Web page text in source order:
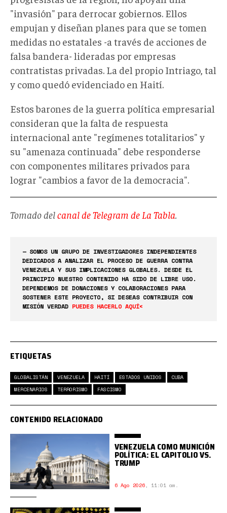
"invasión" para derrocar gobiernos. Ellos
empujan y diseñan planes para que se tomen
medidas no estatales -a través de acciones de
falsa bandera- lideradas por empresas
contratistas privadas. La del propio Intriago, tal
y como quedó evidenciado en Haití.
Estos barones de la guerra política empresarial
consideran que la falta de respuesta
internacional ante "regímenes totalitarios" y
su "amenaza continuada" debe responderse
con componentes militares privados para
lograr "cambios a favor de la democracia".
Tomado delcanal de Telegram de La Tabla
— SOMOS UN GRUPO DE INVESTIGADORES INDEPENDIENTES
DEDICADOS A ANALIZAR EL PROCESO DE GUERRA CONTRA
VENEZUELA Y SUS IMPLICACIONES GLOBALES. DESDE EL
PRINCIPIO NUESTRO CONTENIDO HA SIDO DE LIBRE USO.
DEPENDEMOS DE DONACIONES Y COLABORACIONES PARA
SOSTENER ESTE PROYECTO, SI DESEAS CONTRIBUIR CON
MISIÓN VERDAD PUEDES HACERLO AQUÍ<
ETIQUETAS
GLOBALISTÁN VENEZUELA HAITÍ ESTADOS UNIDOS
CUBA
MERCENARIOS
TERRORISMO FASCISMO
CONTENIDO RELACIONADO
VENEZUELA COMO MUNICIÓN
POLÍTICA: EL CAPITOLIO VS.
TRUMP
6 Ago 2026, 11:01 am.